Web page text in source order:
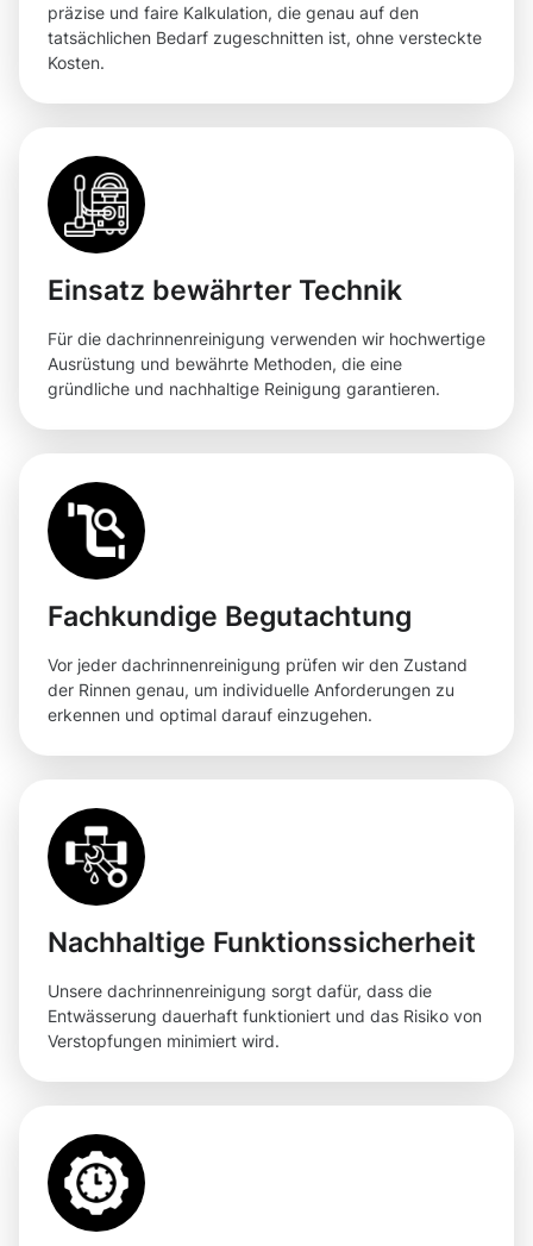
präzise und faire Kalkulation, die genau auf den
tatsächlichen Bedarf zugeschnitten ist, ohne versteckte
Kosten.
Einsatz bewährter Technik
Für die dachrinnenreinigung verwenden wir hochwertige
Ausrüstung und bewährte Methoden, die eine
gründliche und nachhaltige Reinigung garantieren.
Fachkundige Begutachtung
Vor jeder dachrinnenreinigung prüfen wir den Zustand
der Rinnen genau, um individuelle Anforderungen zu
erkennen und optimal darauf einzugehen.
Nachhaltige Funktionssicherheit
Unsere dachrinnenreinigung sorgt dafür, dass die
Entwässerung dauerhaft funktioniert und das Risiko von
Verstopfungen minimiert wird.